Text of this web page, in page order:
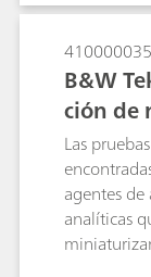
B&W
ción de
Las
agentes
analíticas